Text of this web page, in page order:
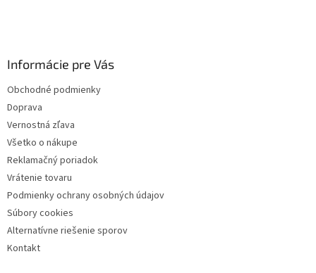
Informácie pre Vás
Obchodné podmienky
Doprava
Vernostná zľava
Všetko o nákupe
Reklamačný poriadok
Vrátenie tovaru
Podmienky ochrany osobných údajov
Súbory cookies
Alternatívne riešenie sporov
Kontakt